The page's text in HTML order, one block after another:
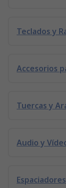
Teclados y
Accesorios
Tuercas y
Audio y